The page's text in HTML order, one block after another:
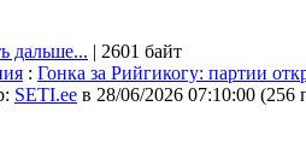
дальше... | 2601 байт
: Гонка за Рийгикогу: партии
SETI.ee в 28/06/2026 07:10:00 (256